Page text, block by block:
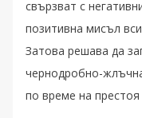
свързват с
позитивна мисъл
Затова решава да
чернодробно-
по време на